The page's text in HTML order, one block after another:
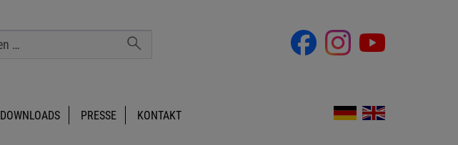
DOWNLOADS PRESSE KONTAKT